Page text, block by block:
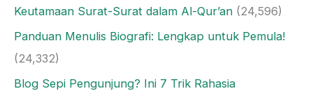
Keutamaan Surat-Surat dalam Al-Qur’an (24,596)
Panduan Menulis Biografi: Lengkap untuk Pemula!
(24,332)
Blog Sepi Pengunjung? Ini 7 Trik Rahasia